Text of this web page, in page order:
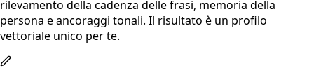
rilevamento della cadenza delle frasi, memoria della
persona e ancoraggi tonali. Il risultato è un profilo
vettoriale unico per te.